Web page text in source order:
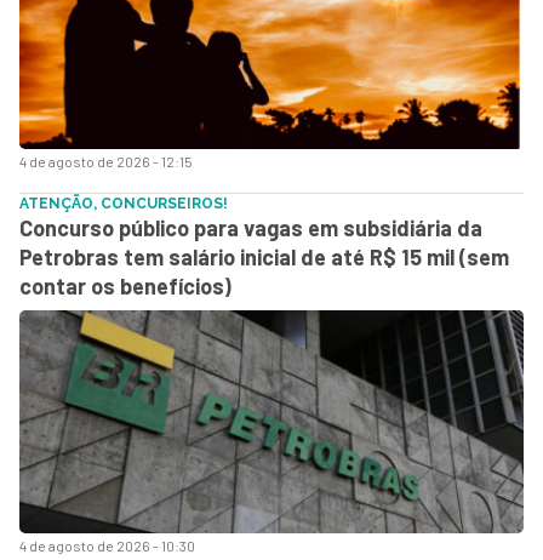
4 de agosto de 2026 - 12:15
4 de agosto de 2026 - 10:30
ATENÇÃO, CONCURSEIROS!
Concurso público para vagas em subsidiária da
Petrobras tem salário inicial de até R$ 15 mil (sem
contar os benefícios)